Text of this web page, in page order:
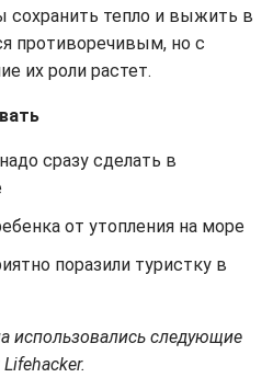
сохранить тепло и выжить в
противоречивым, но с
их роли растет.
сразу сделать в
от утопления на море
поразили туристку в
использовались следующие